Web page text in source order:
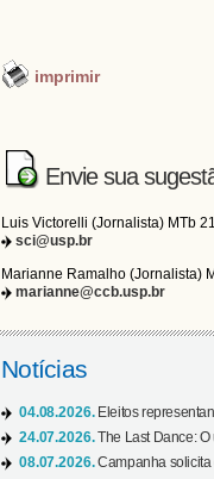
imprimir
Envie sua
Luis Victorelli (Jornalista) MTb
sci@usp.br
Marianne Ramalho (Jornalista)
marianne@ccb.usp.br
Notícias
04.08.2026. Eleitos
24.07.2026.The Last Dance: O
08.07.2026.Campanha solicita